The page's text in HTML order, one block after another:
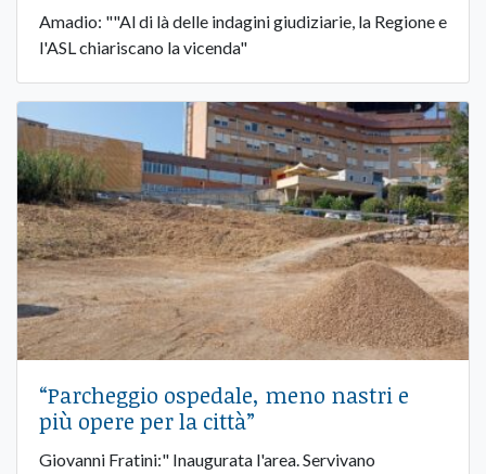
Amadio: ""Al di là delle indagini giudiziarie, la Regione e
l'ASL chiariscano la vicenda"
“Parcheggio ospedale, meno nastri e
più opere per la città”
Giovanni Fratini:" Inaugurata l'area. Servivano